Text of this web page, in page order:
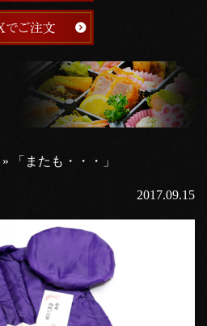
» 「またも・・・」
2017.09.15